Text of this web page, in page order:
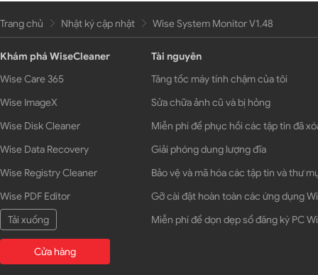
Trang chủ Nhật ký cập nhật Wise System Monitor V1.48
Khám phá WiseCleaner
Wise Care 365
Wise ImageX
Wise Disk Cleaner
Wise Data Recovery
Wise Registry Cleaner
Wise PDF Editor
Tải xuống
Cửa hàng
Tài nguyên
Tăng tốc máy tính chậm của tôi
Sửa chữa ảnh cũ và bị hỏng
Miễn phí để phục hồi các tập tin đã
Giải phóng dung lượng đĩa
Bảo vệ và mã hóa các tập tin và thư
Gỡ cài đặt hoàn toàn các ứng dụng
Miễn phí để dọn dẹp sổ đăng ký PC